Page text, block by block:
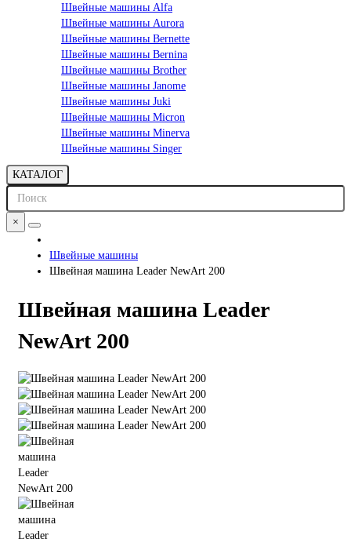
Швейные машины Alfa
Швейные машины Aurora
Швейные машины Bernette
Швейные машины Bernina
Швейные машины Brother
Швейные машины Janome
Швейные машины Juki
Швейные машины Micron
Швейные машины Minerva
Швейные машины Singer
КАТАЛОГ
×
Швейные машины
Швейная машина Leader NewArt 200
Швейная машина Leader
NewArt 200